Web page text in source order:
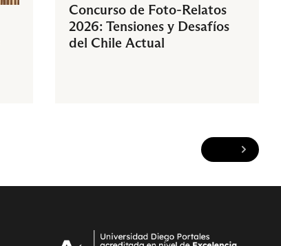
Concurso de Foto-Relatos
2026: Tensiones y Desafíos
del Chile Actual